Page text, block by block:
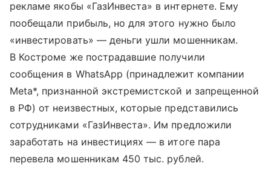
рекламе якобы «ГазИнвеста» в интернете. Ему
пообещали прибыль, но для этого нужно было
«инвестировать» — деньги ушли мошенникам.
В Костроме же пострадавшие получили
сообщения в WhatsApp (принадлежит компании
Meta*, признанной экстремистской и запрещенной
в РФ) от неизвестных, которые представились
сотрудниками «ГазИнвеста». Им предложили
заработать на инвестициях — в итоге пара
перевела мошенникам 450 тыс. рублей.